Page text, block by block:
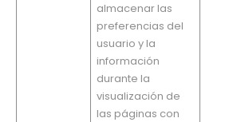
almacenar las
preferencias del
usuario y la
información
durante la
visualización de
las páginas con